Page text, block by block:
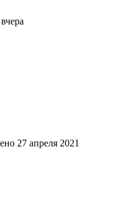
вчера
27 апреля 2021